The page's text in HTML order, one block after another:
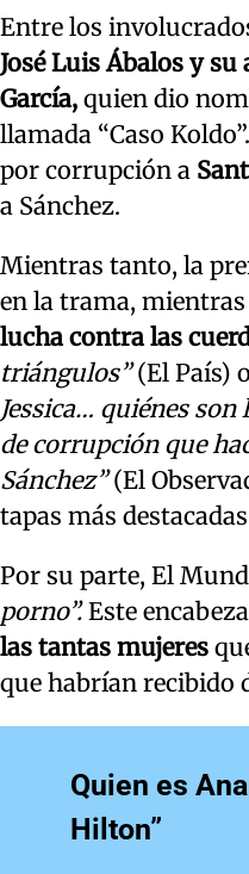
Entre los
José Luis Ábalos y su
García, quien dio
llamada “Caso
por corrupción a
a Sánchez.
Mientras tanto, la
en la trama, mientras
lucha contra las
triángulos”(El País) o
Jessica… quiénes
de corrupción que
Sánchez”(El
tapas más
Por su parte, El
porno”.Este
las tantas mujeres
que habrían recibido
Quien es
Hilton”